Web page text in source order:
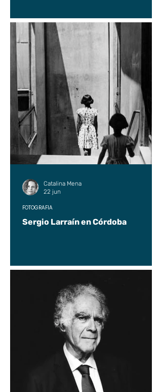
Sergio Larraín en Córdoba
FOTOGRAFÍA
Catalina Mena
22 jun